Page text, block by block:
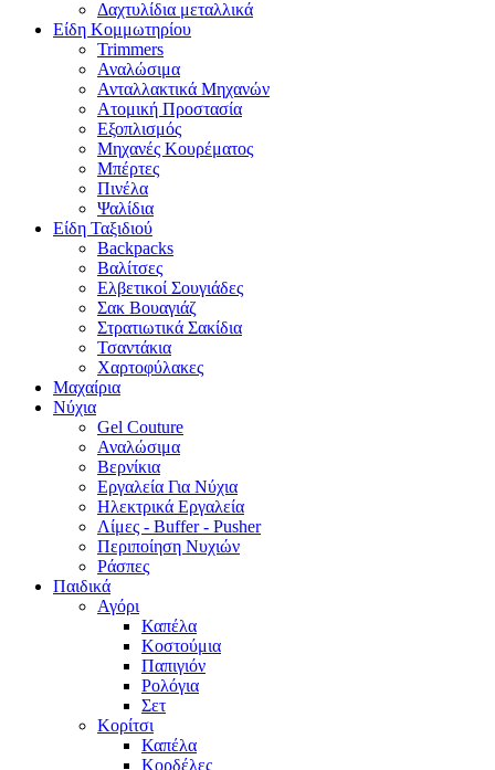
Δαχτυλίδια μεταλλικά
Είδη Κομμωτηρίου
Trimmers
Αναλώσιμα
Ανταλλακτικά Μηχανών
Ατομική Προστασία
Εξοπλισμός
Μηχανές Κουρέματος
Μπέρτες
Πινέλα
Ψαλίδια
Είδη Ταξιδιού
Backpacks
Βαλίτσες
Ελβετικοί Σουγιάδες
Σακ Βουαγιάζ
Στρατιωτικά Σακίδια
Τσαντάκια
Χαρτοφύλακες
Μαχαίρια
Νύχια
Gel Couture
Αναλώσιμα
Βερνίκια
Εργαλεία Για Νύχια
Ηλεκτρικά Εργαλεία
Λίμες - Buffer - Pusher
Περιποίηση Νυχιών
Ράσπες
Παιδικά
Αγόρι
Καπέλα
Κοστούμια
Παπιγιόν
Ρολόγια
Σετ
Κορίτσι
Καπέλα
Κορδέλες